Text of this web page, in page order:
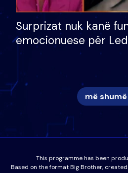
Surprizat nuk kanë
emocionuese për
nëna dhe fëmijët e
më
This programme has been
Based on the format Big Brother,